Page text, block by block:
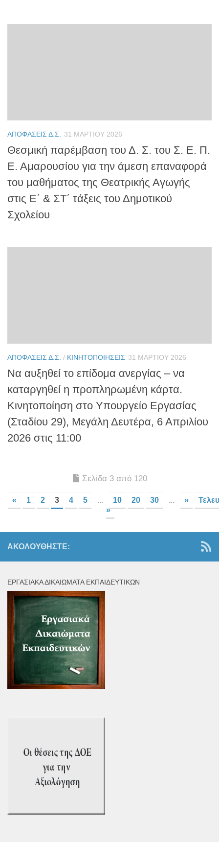
ΑΠΟΦΆΣΕΙΣ Δ.Σ. 31 ΜΑΡΤΊΟΥ 2026
Θεσμική παρέμβαση του Δ. Σ. του Σ. Ε. Π.
Ε. Αμαρουσίου για την άμεση επαναφορά
του μαθήματος της Θεατρικής Αγωγής
στις Ε΄ & ΣΤ΄ τάξεις του Δημοτικού
Σχολείου
ΑΠΟΦΆΣΕΙΣ Δ.Σ. / ΚΙΝΗΤΟΠΟΙΉΣΕΙΣ 31 ΜΑΡΤΊΟΥ 2026
Να αυξηθεί το επίδομα ανεργίας – να
καταργηθεί η προπληρωμένη κάρτα.
Κινητοποίηση στο Υπουργείο Εργασίας
(Σταδίου 29), Μεγάλη Δευτέρα, 6 Απριλίου
2026 στις 11:00
Σελίδα 3 από 120
« 1 2 3 4 5 ... 10 20 30 ... »
»
ΑΚΟΛΟΥΘΉΣΤΕ:
ΕΡΓΑΣΙΑΚΆ ΔΙΚΑΙΏΜΑΤΑ ΕΚΠΑΙΔΕΥΤΙΚΏΝ